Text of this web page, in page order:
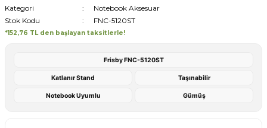
Kategori
Notebook Aksesuar
Stok Kodu
FNC-5120ST
*152,76 TL den başlayan taksitlerle!
Frisby FNC-5120ST
Katlanır Stand Taşınabilir
Notebook Uyumlu Gümüş